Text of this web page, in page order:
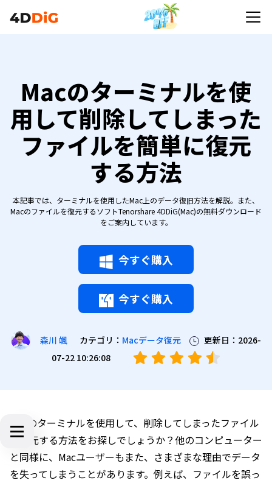
Macのターミナルを使
用して削除してしまった
ファイルを簡単に復元
する方法
本記事では、ターミナルを使用したMac上のデータ復旧方法を解説。また、
Macのファイルを復元するソフトTenorshare 4DDiG(Mac)の無料ダウンロード
をご案内しています。
今すぐ購入
今すぐ購入
森川 颯 カテゴリ： Macデータ復元
更新日：2026-
07-22 10:26:08
Macのターミナルを使用して、削除してしまったファイル
を復元する方法をお探しでしょうか？他のコンピューター
と同様に、Macユーザーもまた、さまざまな理由でデータ
を失ってしまうことがあります。例えば、ファイルを誤っ